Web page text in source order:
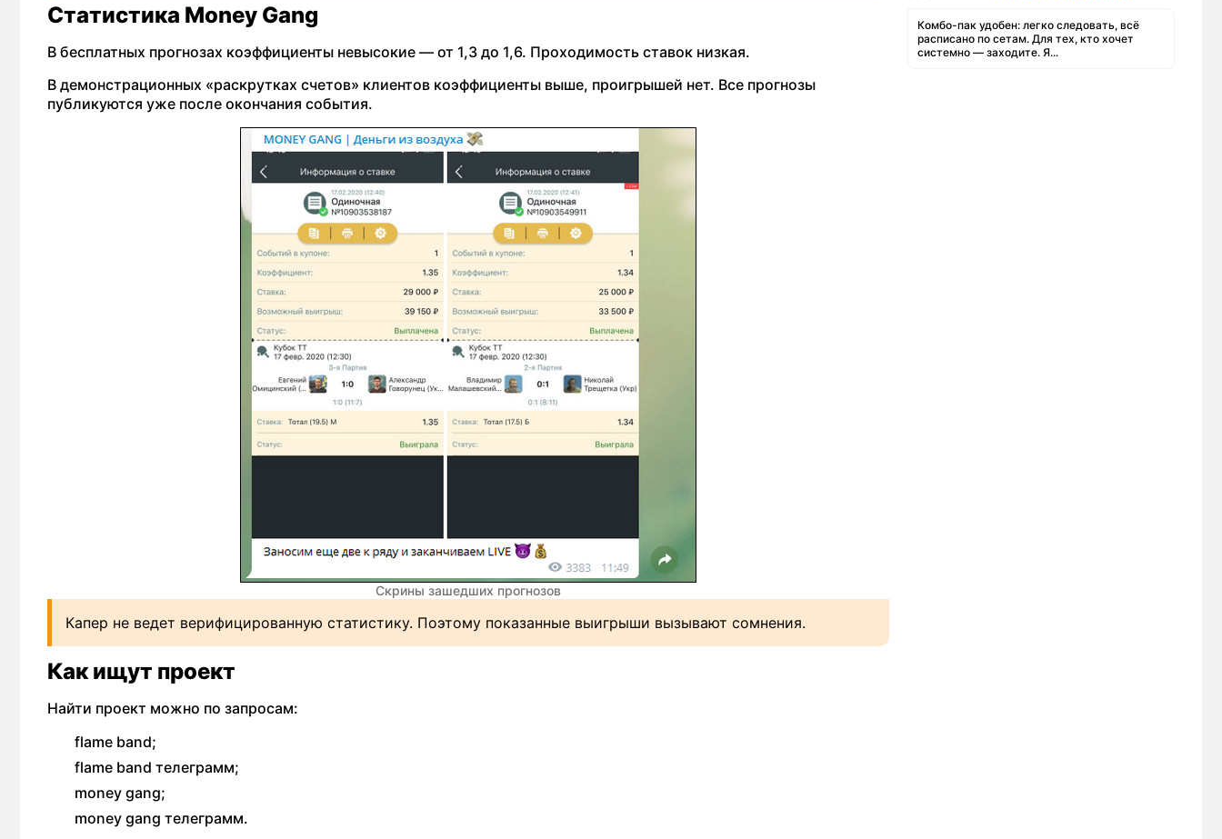
Статистика Money Gang
В бесплатных прогнозах коэффициенты невысокие — от 1,3 до 1,6. Проходимость ставок низкая.
В демонстрационных «раскрутках счетов» клиентов коэффициенты выше, проигрышей нет. Все прогнозы
публикуются уже после окончания события.
Скрины зашедших прогнозов
Капер не ведет верифицированную статистику. Поэтому показанные выигрыши вызывают сомнения.
Как ищут проект
Найти проект можно по запросам:
flame band;
flame band телеграмм;
money gang;
money gang телеграмм.
Комбо-пак удобен: легко следовать, всё
расписано по сетам. Для тех, кто хочет
системно — заходите. Я...